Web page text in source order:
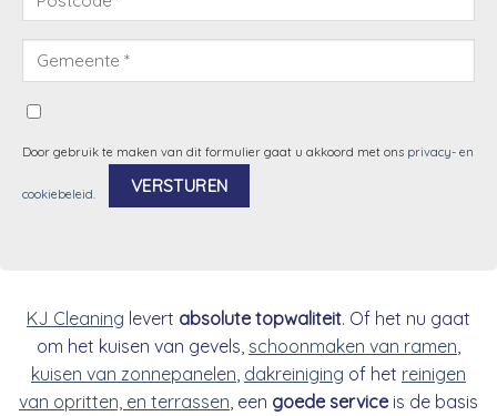
Door gebruik te maken van dit formulier gaat u akkoord met ons privacy- en
cookiebeleid.
KJ Cleaning levert absolute topwaliteit. Of het nu gaat
om het kuisen van gevels, schoonmaken van ramen
kuisen van zonnepanelen dakreiniging of het reinigen
van opritten, en terrassen , een goede serviceis de basis